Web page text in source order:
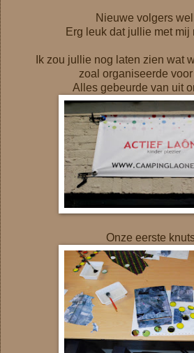
Nieuwe volgers
Erg leuk dat jullie met mij
Ik zou jullie nog laten zien wat
zoal organiseerde
Alles gebeurde van uit
Onze eerste